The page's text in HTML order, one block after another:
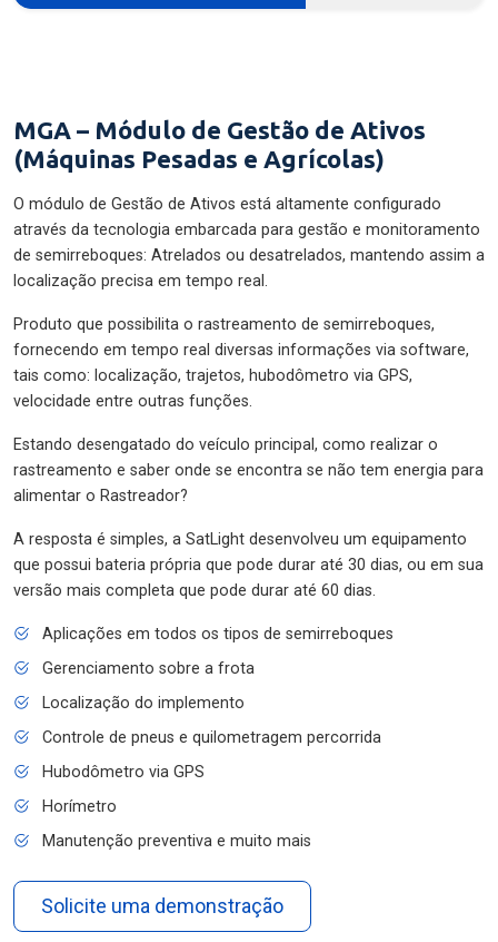
MGA – Módulo de Gestão de Ativos
(Máquinas Pesadas e Agrícolas)
O módulo de Gestão de Ativos está altamente configurado
através da tecnologia embarcada para gestão e monitoramento
de semirreboques: Atrelados ou desatrelados, mantendo assim a
localização precisa em tempo real.
Produto que possibilita o rastreamento de semirreboques,
fornecendo em tempo real diversas informações via software,
tais como: localização, trajetos, hubodômetro via GPS,
velocidade entre outras funções.
Estando desengatado do veículo principal, como realizar o
rastreamento e saber onde se encontra se não tem energia para
alimentar o Rastreador?
A resposta é simples, a SatLight desenvolveu um equipamento
que possui bateria própria que pode durar até 30 dias, ou em sua
versão mais completa que pode durar até 60 dias.
Aplicações em todos os tipos de semirreboques
Gerenciamento sobre a frota
Localização do implemento
Controle de pneus e quilometragem percorrida
Hubodômetro via GPS
Horímetro
Manutenção preventiva e muito mais
Solicite uma demonstração